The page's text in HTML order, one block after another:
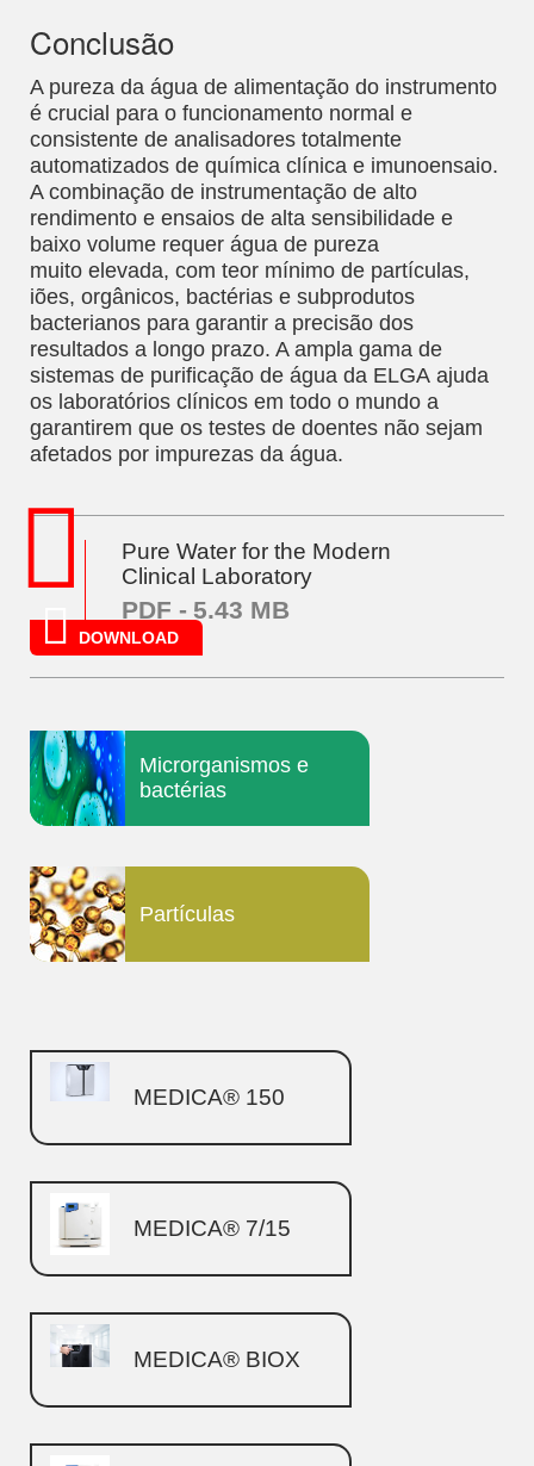
Conclusão
A pureza da água de alimentação do instrumento
é crucial para o funcionamento normal e
consistente de analisadores totalmente
automatizados de química clínica e imunoensaio.
A combinação de instrumentação de alto
rendimento e ensaios de alta sensibilidade e
baixo volume requer água de pureza
muito elevada, com teor mínimo de partículas,
iões, orgânicos, bactérias e subprodutos
bacterianos para garantir a precisão dos
resultados a longo prazo. A ampla gama de
sistemas de purificação de água da ELGA ajuda
os laboratórios clínicos em todo o mundo a
garantirem que os testes de doentes não sejam
afetados por impurezas da água.
Pure Water for the Modern
Clinical Laboratory
PDF - 5.43 MB
DOWNLOAD
Microrganismos e
bactérias
Partículas
MEDICA® 150
MEDICA® 7/15
MEDICA® BIOX